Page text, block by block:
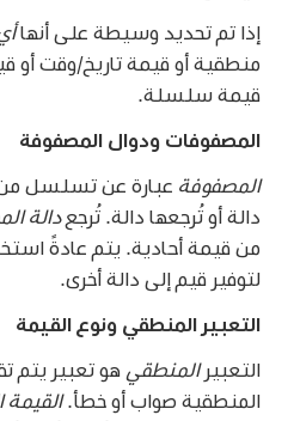
إذا تم تحديد وسيطة على أنها
منطقية أو قيمة تاريخ/وقت أو
قيمة سلسلة.
المصفوفات ودوال المصفوفة
المصفوفة عبارة عن تسلسل من
دالة أو تُرجعها دالة. تُرجعدالة
من قيمة أحادية. يتم عادةً
لتوفير قيم إلى دالة أخرى.
التعبير المنطقي ونوع القيمة
التعبيرالمنطقي هو تعبير يتم
المنطقية صواب أو خطأ.القيمة